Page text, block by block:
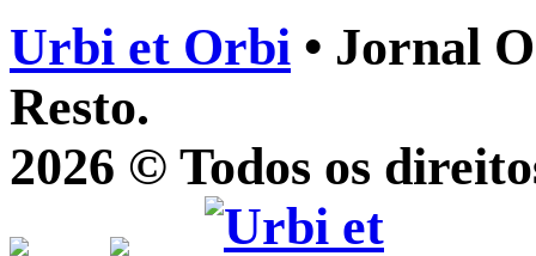
Urbi et Orbi • Jornal
Resto.
2026 © Todos os